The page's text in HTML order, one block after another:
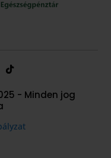
- Minden jog